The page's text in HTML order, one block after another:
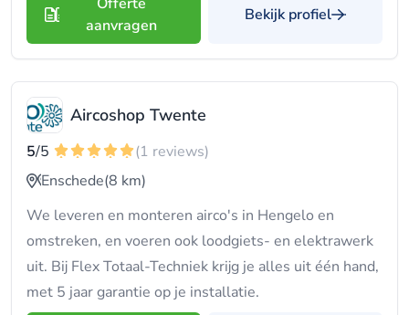
aanvragen
Bekijk profiel
Aircoshop Twente
5/5
(1 reviews)
Enschede(8 km)
We leveren en monteren airco's in Hengelo en
omstreken, en voeren ook loodgiets- en elektrawerk
uit. Bij Flex Totaal-Techniek krijg je alles uit één hand,
met 5 jaar garantie op je installatie.